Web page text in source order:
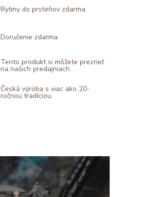
Rytiny do prsteňov zdarma
Doručenie zdarma
Tento produkt si môžete prezrieť
na našich predajniach.
Česká výroba s viac ako 20-
ročnou tradíciou